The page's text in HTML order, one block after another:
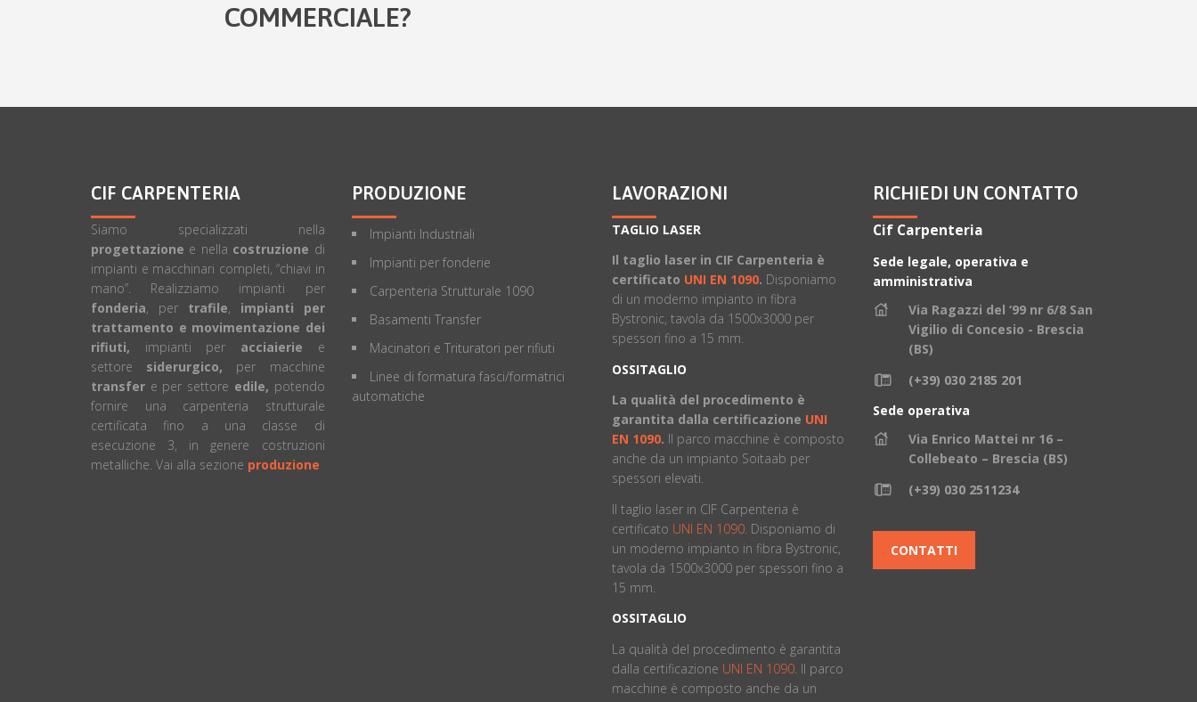
COMMERCIALE?
CIF CARPENTERIA
Siamo specializzati nella
progettazione e nella costruzione di
impianti e macchinari completi, “chiavi in
mano”. Realizziamo impianti per
fonderia, per trafile, impianti per
trattamento e movimentazione dei
rifiuti, impianti per acciaierie e
settore siderurgico, per macchine
transfer e per settore edile, potendo
fornire una carpenteria strutturale
certificata fino a una classe di
esecuzione 3, in genere costruzioni
metalliche. Vai alla sezione produzione
PRODUZIONE
Impianti Industriali
Impianti per fonderie
Carpenteria Strutturale 1090
Basamenti Transfer
Macinatori e Trituratori per rifiuti
Linee di formatura fasci/formatrici
automatiche
LAVORAZIONI
TAGLIO LASER
Il taglio laser in CIF Carpenteria è
certificato UNI EN 1090. Disponiamo
di un moderno impianto in fibra
Bystronic, tavola da 1500x3000 per
spessori fino a 15 mm.
OSSITAGLIO
La qualità del procedimento è
garantita dalla certificazione UNI
EN 1090. ll parco macchine è composto
anche da un impianto Soitaab per
spessori elevati.
Il taglio laser in CIF Carpenteria è
certificato UNI EN 1090 . Disponiamo di
un moderno impianto in fibra Bystronic,
tavola da 1500x3000 per spessori fino a
15 mm.
OSSITAGLIO
La qualità del procedimento è garantita
dalla certificazione UNI EN 1090 . ll parco
macchine è composto anche da un
RICHIEDI UN CONTATTO
Cif Carpenteria
Sede legale, operativa e
amministrativa
Via Ragazzi del ‘99 nr 6/8 San
Vigilio di Concesio - Brescia
(BS)
(+39) 030 2185 201
Sede operativa
Via Enrico Mattei nr 16 –
Collebeato – Brescia (BS)
(+39) 030 2511234
CONTATTI